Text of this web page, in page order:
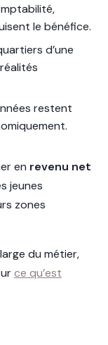
le bénéfice.
d’une
restent
en revenu net
jeunes
zones
du métier,
ce qu’est